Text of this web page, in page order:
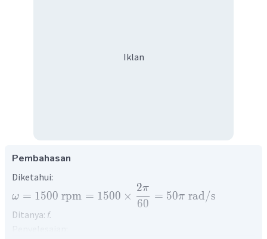
Iklan
Pembahasan
Diketahui:
ω = 1500 rpm = 1500 ×
60
2π
= 50π rad/s
Ditanya: f.